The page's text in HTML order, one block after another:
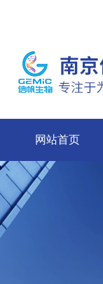
网站首页